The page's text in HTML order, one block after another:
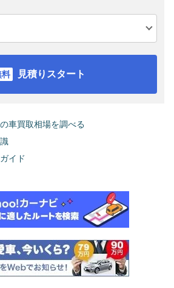
見積りスタート
車買取相場を調べる
イド